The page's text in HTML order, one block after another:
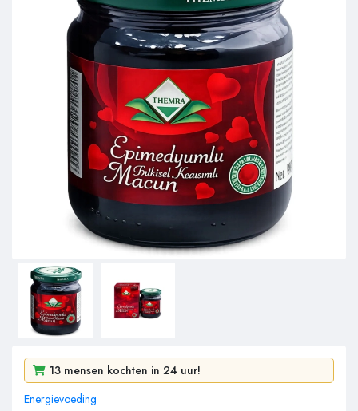
1e bestseller van de week
13 mensen kochten in 24 uur!
218 mensen bekeken het in 2 dagen!
Energievoeding